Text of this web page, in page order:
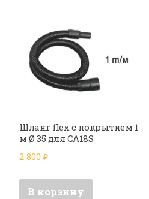
Шланг flex с покрытием 1
м Ø 35 для CA18S
2 800₽
В корзину